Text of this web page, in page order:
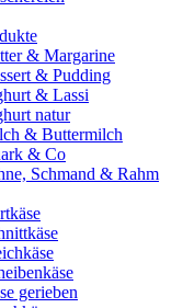
& Margarine
& Pudding
& Lassi
natur
& Buttermilch
& Co
Schmand & Rahm
gerieben